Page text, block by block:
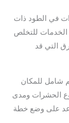
في الطود ذات
الخدمات للتخلص
التي قد
شامل للمكان
الحشرات ومدى
على وضع خطة